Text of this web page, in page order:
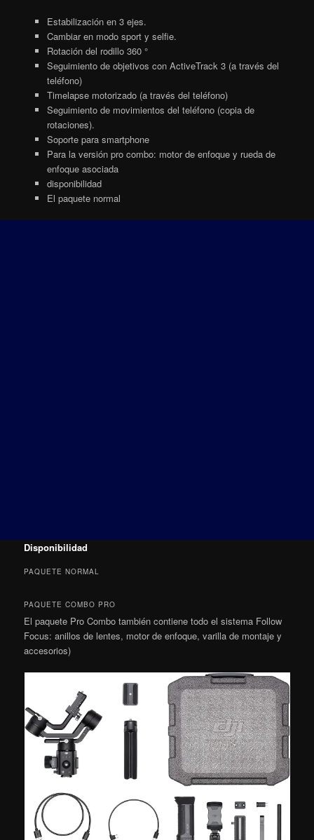
Estabilización en 3 ejes.
Cambiar en modo sport y selfie.
Rotación del rodillo 360 °
Seguimiento de objetivos con ActiveTrack 3 (a través del
teléfono)
Timelapse motorizado (a través del teléfono)
Seguimiento de movimientos del teléfono (copia de
rotaciones).
Soporte para smartphone
Para la versión pro combo: motor de enfoque y rueda de
enfoque asociada
disponibilidad
El paquete normal
Disponibilidad
PAQUETE NORMAL
PAQUETE COMBO PRO
El paquete Pro Combo también contiene todo el sistema Follow
Focus: anillos de lentes, motor de enfoque, varilla de montaje y
accesorios)